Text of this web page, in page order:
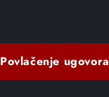
Povlačenje ugovora